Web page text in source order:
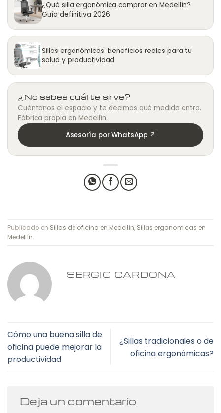
¿Qué silla ergonómica comprar en Medellín?
Guía definitiva 2026
Sillas ergonómicas: beneficios reales para tu
salud y productividad
¿No sabes cuál te sirve?
Cuéntanos el espacio y te decimos qué medida entra.
Fábrica propia en Medellín.
Asesoría por WhatsApp ↗
Publicado en Sillas de oficina en Medellín, Sillas ergonomicas en
Medellín.
SERGIO CARDONA
Cómo una buena silla de
oficina puede mejorar la
productividad
¿Sillas tradicionales o de
oficina ergonómicas?
Deja un comentario